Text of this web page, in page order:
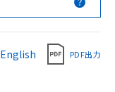
English PDF出力